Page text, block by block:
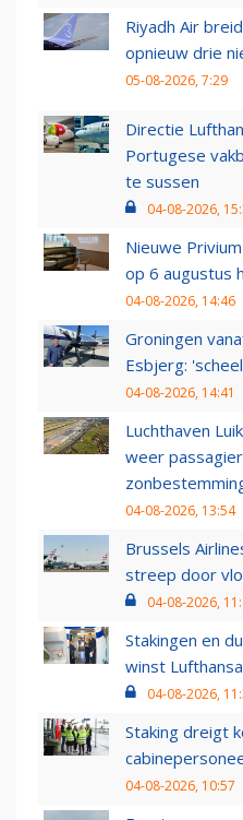
Riyadh Air
opnieuw drie
05-08-2026, 7:29
Directie
Portugese
te sussen
04-08-2026,
Nieuwe
op 6 augustus
04-08-2026, 14:46
Groningen
Esbjerg:
04-08-2026, 14:41
Luchthaven
weer
04-08-2026, 13:54
Brussels
streep door
04-08-2026,
Stakingen en
winst
04-08-2026,
Staking dreigt
04-08-2026, 10:57